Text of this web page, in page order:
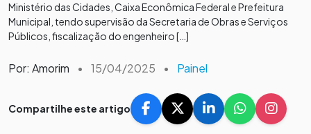
Ministério das Cidades, Caixa Econômica Federal e Prefeitura
Municipal, tendo supervisão da Secretaria de Obras e Serviços
Públicos, fiscalização do engenheiro […]
Por: Amorim • 15/04/2025 • Painel
Compartilhe este artigo